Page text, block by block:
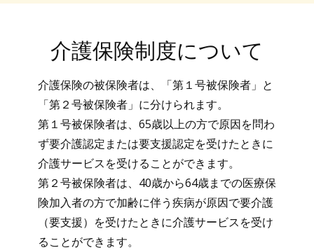
介護保険制度について
介護保険の被保険者は、「第１号被保険者」と
「第２号被保険者」に分けられます。
第１号被保険者は、65歳以上の方で原因を問わ
ず要介護認定または要支援認定を受けたときに
介護サービスを受けることができます。
第２号被保険者は、40歳から64歳までの医療保
険加入者の方で加齢に伴う疾病が原因で要介護
（要支援）を受けたときに介護サービスを受け
ることができます。